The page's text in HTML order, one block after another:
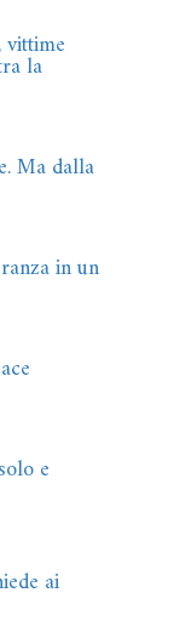
la
Ma dalla
in un
e
ai